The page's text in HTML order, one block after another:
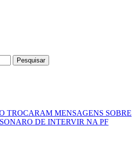
TROCARAM MENSAGENS SOBRE
DE INTERVIR NA PF